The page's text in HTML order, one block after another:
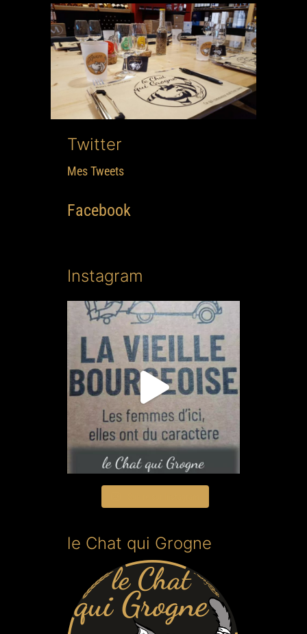
Twitter
Mes Tweets
Facebook
Instagram
le Chat qui Grogne